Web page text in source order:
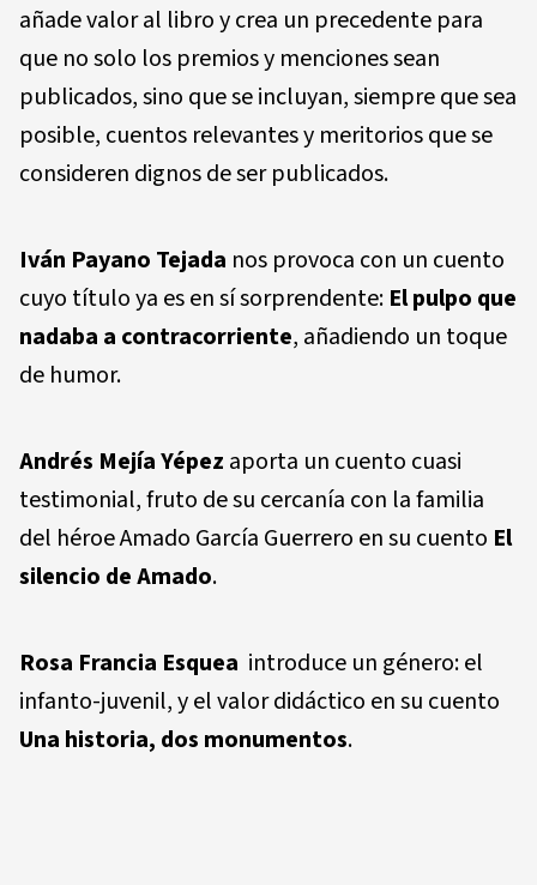
añade valor al libro y crea un precedente para
que no solo los premios y menciones sean
publicados, sino que se incluyan, siempre que sea
posible, cuentos relevantes y meritorios que se
consideren dignos de ser publicados.
Iván Payano Tejada nos provoca con un cuento
cuyo título ya es en sí sorprendente: El pulpo que
nadaba a contracorriente, añadiendo un toque
de humor.
Andrés Mejía Yépez aporta un cuento cuasi
testimonial, fruto de su cercanía con la familia
del héroe Amado García Guerrero en su cuento El
silencio de Amado.
Rosa Francia Esquea introduce un género: el
infanto-juvenil, y el valor didáctico en su cuento
Una historia, dos monumentos.